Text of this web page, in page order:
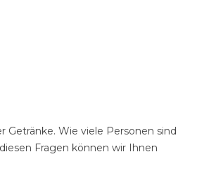
Wie viele Personen sind
Fragen können wir Ihnen